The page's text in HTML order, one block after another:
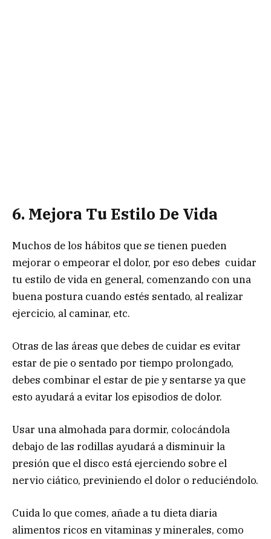
6. Mejora Tu Estilo De Vida
Muchos de los hábitos que se tienen pueden
mejorar o empeorar el dolor, por eso debes cuidar
tu estilo de vida en general, comenzando con una
buena postura cuando estés sentado, al realizar
ejercicio, al caminar, etc.
Otras de las áreas que debes de cuidar es evitar
estar de pie o sentado por tiempo prolongado,
debes combinar el estar de pie y sentarse ya que
esto ayudará a evitar los episodios de dolor.
Usar una almohada para dormir, colocándola
debajo de las rodillas ayudará a disminuir la
presión que el disco está ejerciendo sobre el
nervio ciático, previniendo el dolor o reduciéndolo.
Cuida lo que comes, añade a tu dieta diaria
alimentos ricos en vitaminas y minerales, como